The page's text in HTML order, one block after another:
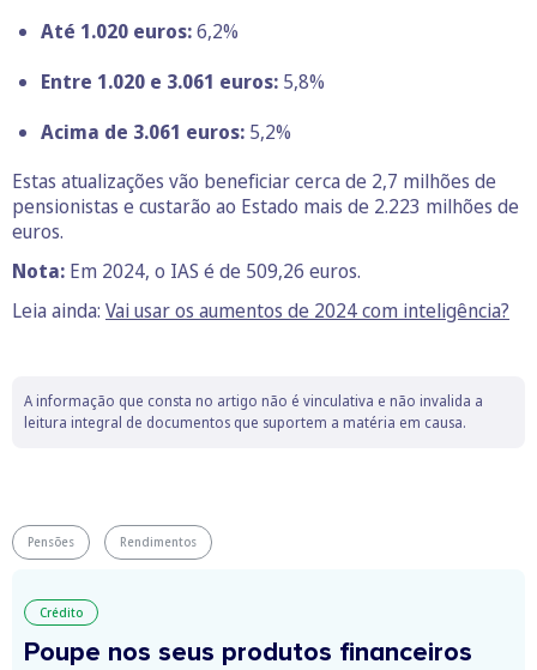
Até 1.020 euros:6,2%
Entre 1.020 e 3.061 euros: 5,8%
Acima de 3.061 euros: 5,2%
Estas atualizações vão beneficiar cerca de 2,7 milhões de
pensionistas e custarão ao Estado mais de 2.223 milhões de
euros.
Nota: Em 2024, o IAS é de 509,26 euros.
Leia ainda: Vai usar os aumentos de 2024 com inteligência?
A informação que consta no artigo não é vinculativa e não invalida a
leitura integral de documentos que suportem a matéria em causa.
Pensões Rendimentos
Crédito
Poupe nos seus produtos financeiros